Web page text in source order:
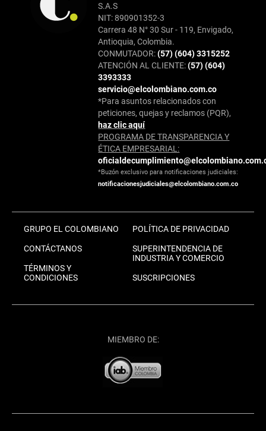
S.A.S
NIT: 890901352-3
Carrera 48 N° 30 Sur - 119, Envigado,
Antioquia, Colombia.
CONMUTADOR:(57) (604) 3315252
ATENCIÓN AL CLIENTE:(57) (604)
3393333
servicio@elcolombiano.com.co
*Para asuntos relacionados con
peticiones, quejas y reclamos (PQR),
haz clic aquí
PROGRAMA DE TRANSPARENCIA Y
ÉTICA EMPRESARIAL:
*Buzón exclusivo para notificaciones judiciales:
notificacionesjudiciales@elcolombiano.com.co
GRUPO EL COLOMBIANO
CONTÁCTANOS
TÉRMINOS Y
CONDICIONES
POLÍTICA DE PRIVACIDAD
SUPERINTENDENCIA DE
INDUSTRIA Y COMERCIO
SUSCRIPCIONES
MIEMBRO DE: